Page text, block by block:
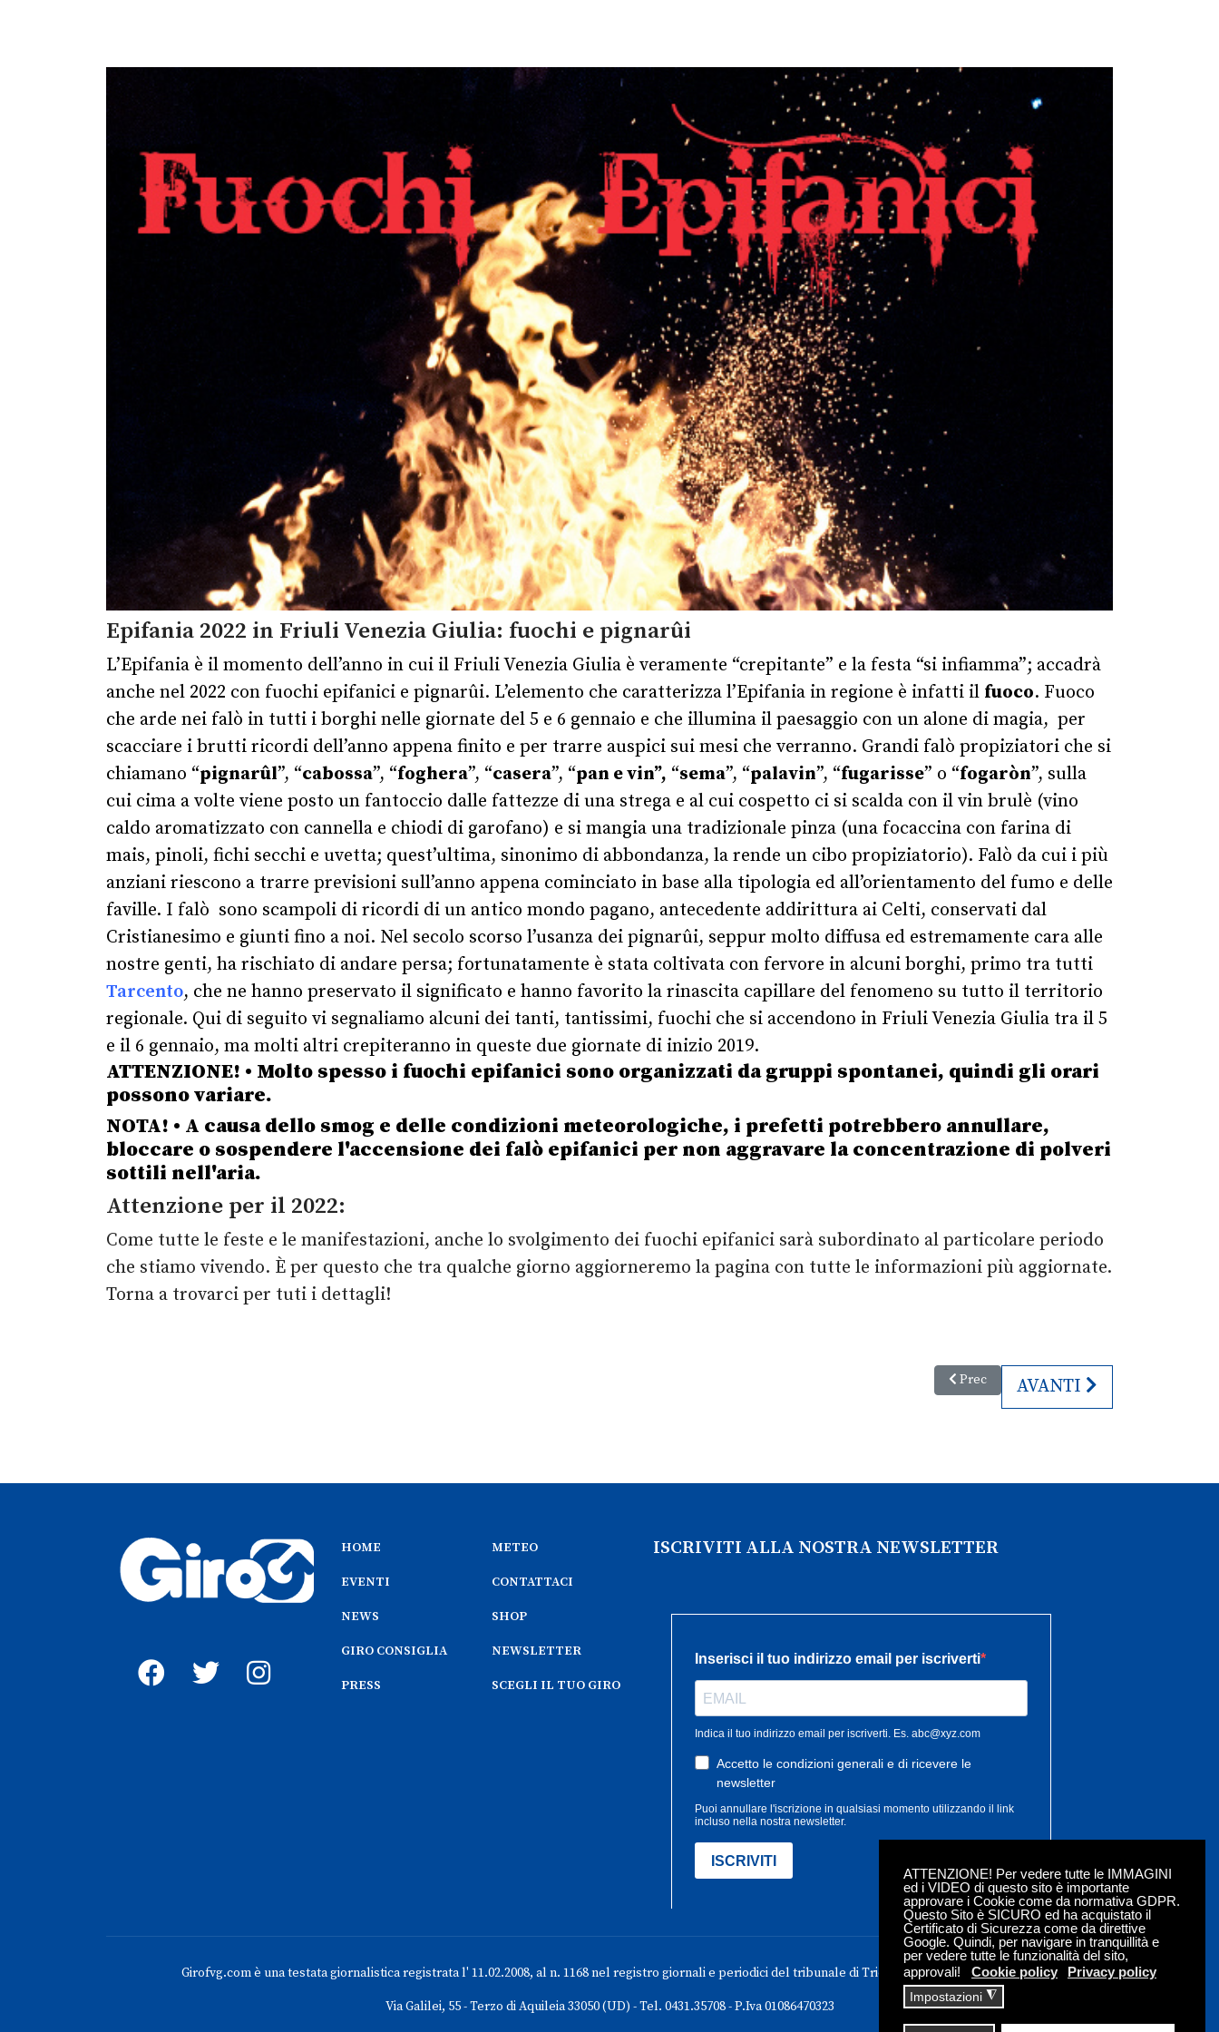
ATTENZIONE! Per vedere tutte le IMMAGINI
ed i VIDEO di questo sito è importante
approvare i Cookie come da normativa GDPR.
Questo Sito è SICURO ed ha acquistato il
Certificato di Sicurezza come da direttive
Google. Quindi, per navigare in tranquillità e
per vedere tutte le funzionalità del sito,
approvali!
Cookie policy Privacy policy
Impostazioni ◮
Epifania 2022 in Friuli Venezia Giulia: fuochi e pignarûi
L’Epifania è il momento dell’anno in cui il Friuli Venezia Giulia è veramente “crepitante” e la festa “si infiamma”; accadrà
anche nel 2022 con fuochi epifanici e pignarûi. L’elemento che caratterizza l’Epifania in regione è infatti il fuoco. Fuoco
che arde nei falò in tutti i borghi nelle giornate del 5 e 6 gennaio e che illumina il paesaggio con un alone di magia, per
scacciare i brutti ricordi dell’anno appena finito e per trarre auspici sui mesi che verranno. Grandi falò propiziatori che si
chiamano “pignarûl”, “cabossa”, “foghera”, “casera”, “pan e vin”, “sema”, “palavin”, “fugarisse” o “fogaròn”, sulla
cui cima a volte viene posto un fantoccio dalle fattezze di una strega e al cui cospetto ci si scalda con il vin brulè (vino
caldo aromatizzato con cannella e chiodi di garofano) e si mangia una tradizionale pinza (una focaccina con farina di
mais, pinoli, fichi secchi e uvetta; quest’ultima, sinonimo di abbondanza, la rende un cibo propiziatorio). Falò da cui i più
anziani riescono a trarre previsioni sull’anno appena cominciato in base alla tipologia ed all’orientamento del fumo e delle
faville. I falò sono scampoli di ricordi di un antico mondo pagano, antecedente addirittura ai Celti, conservati dal
Cristianesimo e giunti fino a noi. Nel secolo scorso l’usanza dei pignarûi, seppur molto diffusa ed estremamente cara alle
nostre genti, ha rischiato di andare persa; fortunatamente è stata coltivata con fervore in alcuni borghi, primo tra tutti
Tarcento, che ne hanno preservato il significato e hanno favorito la rinascita capillare del fenomeno su tutto il territorio
regionale. Qui di seguito vi segnaliamo alcuni dei tanti, tantissimi, fuochi che si accendono in Friuli Venezia Giulia tra il 5
e il 6 gennaio, ma molti altri crepiteranno in queste due giornate di inizio 2019.
ATTENZIONE! • Molto spesso i fuochi epifanici sono organizzati da gruppi spontanei, quindi gli orari
possono variare.
NOTA! • A causa dello smog e delle condizioni meteorologiche, i prefetti potrebbero annullare,
bloccare o sospendere l'accensione dei falò epifanici per non aggravare la concentrazione di polveri
sottili nell'aria.
Attenzione per il 2022:
Come tutte le feste e le manifestazioni, anche lo svolgimento dei fuochi epifanici sarà subordinato al particolare periodo
che stiamo vivendo. È per questo che tra qualche giorno aggiorneremo la pagina con tutte le informazioni più aggiornate.
Torna a trovarci per tuti i dettagli!
Articolo precedente: Giorno della Memoria
Prec ARTICOLO
AVANTI
HOME
EVENTI
NEWS
GIRO CONSIGLIA
PRESS
METEO
CONTATTACI
SHOP
NEWSLETTER
SCEGLI IL TUO GIRO
ISCRIVITI ALLA NOSTRA NEWSLETTER
Girofvg.com è una testata giornalistica registrata l' 11.02.2008, al n. 1168 nel registro giornali e periodici del tribunale di Trieste - Iscrizione roc n. 18304
Via Galilei, 55 - Terzo di Aquileia 33050 (UD) - Tel. 0431.35708 - P.Iva 01086470323